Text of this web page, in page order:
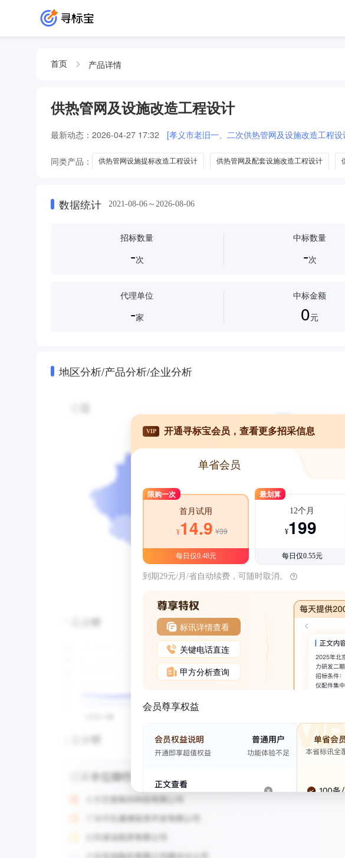
首页 产品详情
供热管网及设施改造工程设计
最新动态： 2026-04-27 17:32 [孝义市老旧一、二次供热管网及设施改造工程设
同类产品： 供热管网设施提标改造工程设计 供热管网及配套设施改造工程设计
数据统计 2021-08-06～2026-08-06
招标数量
-次
中标数量
-次
代理单位
-家
中标金额
0元
地区分析/产品分析/企业分析
VIP 开通寻标宝会员，查看更多招采信息
单省会员
限购一次
首月试用
¥14.9 ¥39
每日仅0.48元
最划算
12个月
¥199
每日仅0.55元
到期29元/月/省自动续费，可随时取消。
标讯详情查看
关键电话直连
甲方分析查询
会员尊享权益